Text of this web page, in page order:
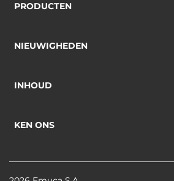
PRODUCTEN
NIEUWIGHEDEN
INHOUD
KEN ONS